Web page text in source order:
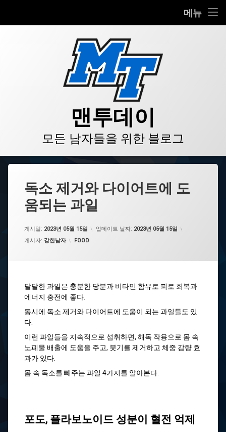
메뉴
LINKS
맨투데이
모든 남자들을 위한 블로그
독소 제거와 다이어트에 도
움되는 과일
게시일: 2023년 05월 15일 업데이트 날짜: 2023년 05월 15일
게시자: 강한남자 카테고리:
FOOD
달달한 과일은 충분한 당분과 비타민 함유로 피로 회복과
에너지 충전에 좋다.
동시에 독소 제거와 다이어트에 도움이 되는 과일들도 있
다.
이런 과일들을 지속적으로 섭취하면, 해독 작용으로 몸 속
노폐물 배출에 도움을 주고, 붓기를 제거하고 체중 감량 효
과가 있다.
몸 속 독소를 빼주는 과일 4가지를 알아본다.
포도, 플라보노이드 성분이 혈전 억제